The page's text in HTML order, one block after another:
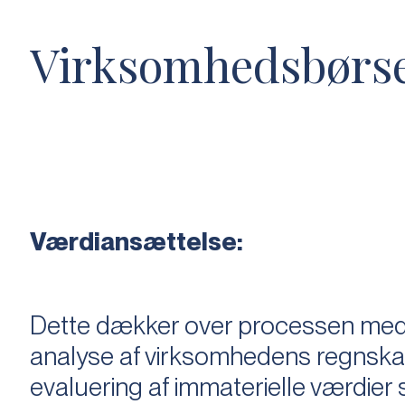
Værdiansættelse:
Dette dækker over processen
analyse af virksomhedens
evaluering af immaterielle